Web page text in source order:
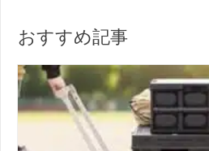
おすすめ記事